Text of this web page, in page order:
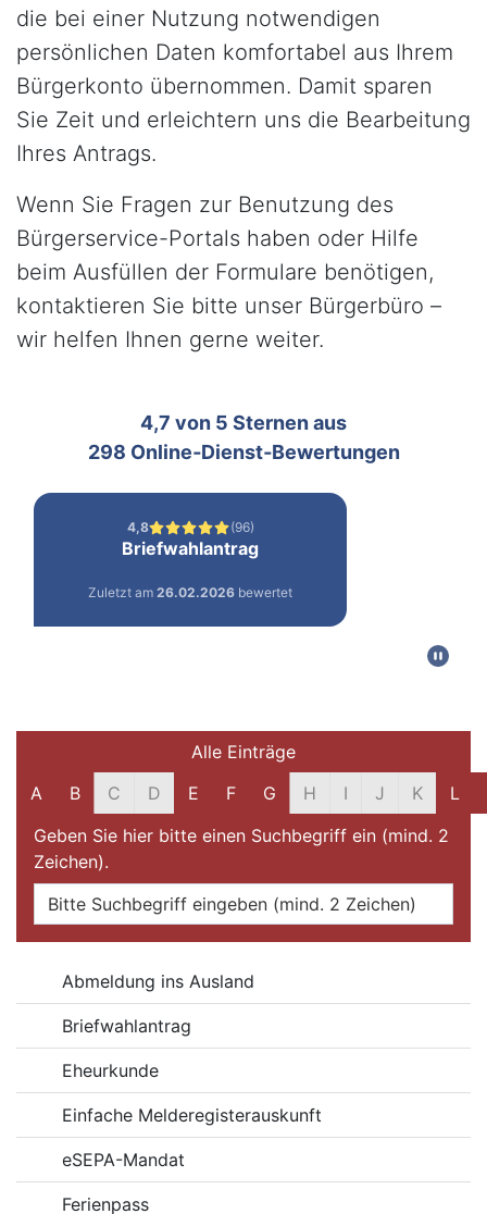
die bei einer Nutzung notwendigen
persönlichen Daten komfortabel aus Ihrem
Bürgerkonto übernommen. Damit sparen
Sie Zeit und erleichtern uns die Bearbeitung
Ihres Antrags.
Wenn Sie Fragen zur Benutzung des
Bürgerservice-Portals haben oder Hilfe
beim Ausfüllen der Formulare benötigen,
kontaktieren Sie bitte unser Bürgerbüro –
wir helfen Ihnen gerne weiter.
Filter und SucheAlle Einträge
A
B C D E F G H I J K
L
Geben Sie hier bitte einen Suchbegriff ein (mind. 2
Zeichen).
Abmeldung ins Ausland
Briefwahlantrag
Eheurkunde
Einfache Melderegisterauskunft
eSEPA-Mandat
Ferienpass